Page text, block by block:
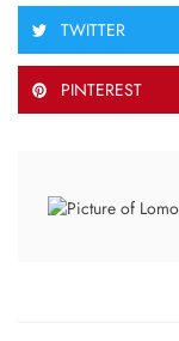
TWITTER
PINTEREST